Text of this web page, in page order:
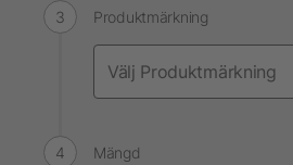
Produktmärkning
Mängd